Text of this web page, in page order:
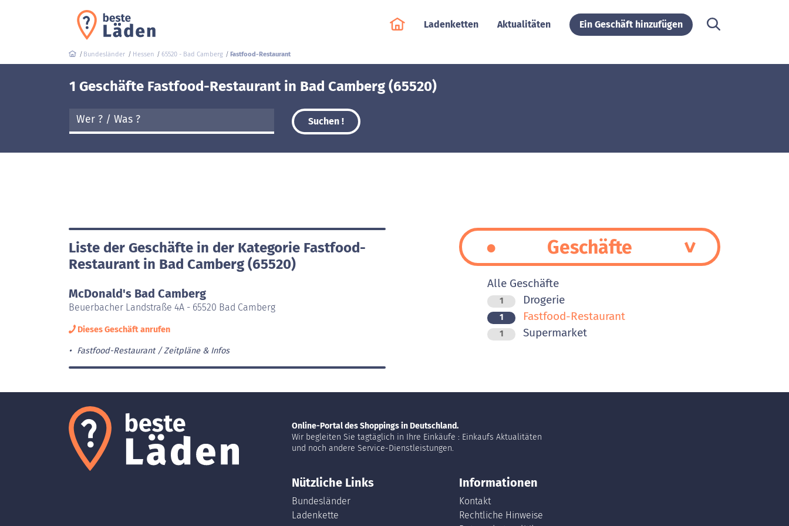
Ladenketten Aktualitäten Ein Geschäft hinzufügen
Bundesländer Hessen 65520 - Bad Camberg Fastfood-Restaurant
1 Geschäfte Fastfood-Restaurant in Bad Camberg (65520)
Suchen !
Liste der Geschäfte in der Kategorie Fastfood-
Restaurant in Bad Camberg (65520)
McDonald's Bad Camberg
Beuerbacher Landstraße 4A - 65520 Bad Camberg
Dieses Geschäft anrufen
Fastfood-Restaurant Zeitpläne & Infos
Geschäfte
Alle Geschäfte
1 Drogerie
1 Fastfood-Restaurant
1 Supermarket
Online-Portal des Shoppings in Deutschland.
Wir begleiten Sie tagtäglich in Ihre Einkäufe : Einkaufs Aktualitäten
und noch andere Service-Dienstleistungen.
Nützliche Links
Bundesländer
Ladenkette
Informationen
Kontakt
Rechtliche Hinweise